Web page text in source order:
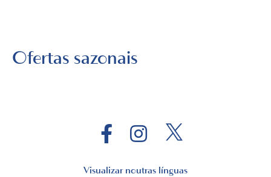
Ofertas sazonais
Visualizar noutras línguas